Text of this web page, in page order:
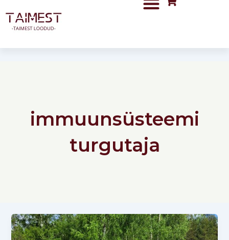
content
immuunsüsteemi
turgutaja